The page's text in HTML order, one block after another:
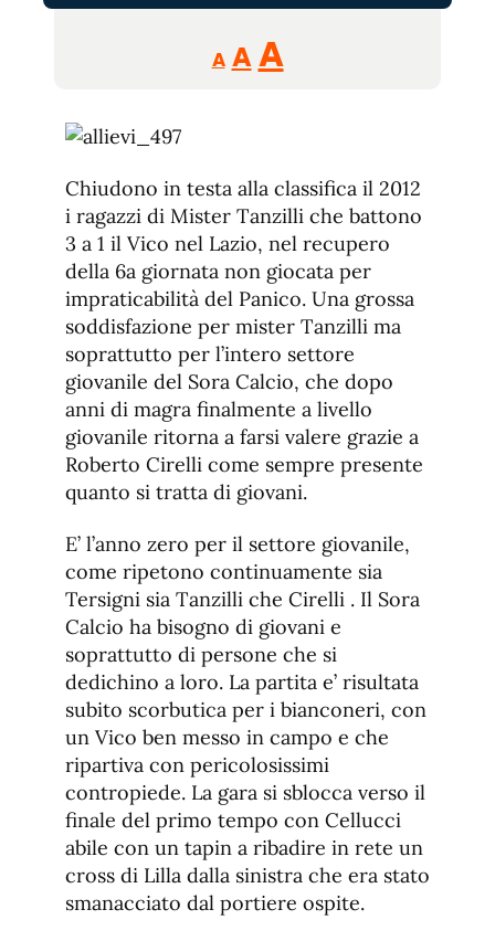
A
Reducir
tamaño
A Restablecer
AAumentar
fuente.
Chiudono in testa alla classifica il 2012
i ragazzi di Mister Tanzilli che battono
3 a 1 il Vico nel Lazio, nel recupero
della 6a giornata non giocata per
impraticabilità del Panico. Una grossa
soddisfazione per mister Tanzilli ma
soprattutto per l’intero settore
giovanile del Sora Calcio, che dopo
anni di magra finalmente a livello
giovanile ritorna a farsi valere grazie a
Roberto Cirelli come sempre presente
quanto si tratta di giovani.
E’ l’anno zero per il settore giovanile,
come ripetono continuamente sia
Tersigni sia Tanzilli che Cirelli . Il Sora
Calcio ha bisogno di giovani e
soprattutto di persone che si
dedichino a loro. La partita e’ risultata
subito scorbutica per i bianconeri, con
un Vico ben messo in campo e che
ripartiva con pericolosissimi
contropiede. La gara si sblocca verso il
finale del primo tempo con Cellucci
abile con un tapin a ribadire in rete un
cross di Lilla dalla sinistra che era stato
smanacciato dal portiere ospite.